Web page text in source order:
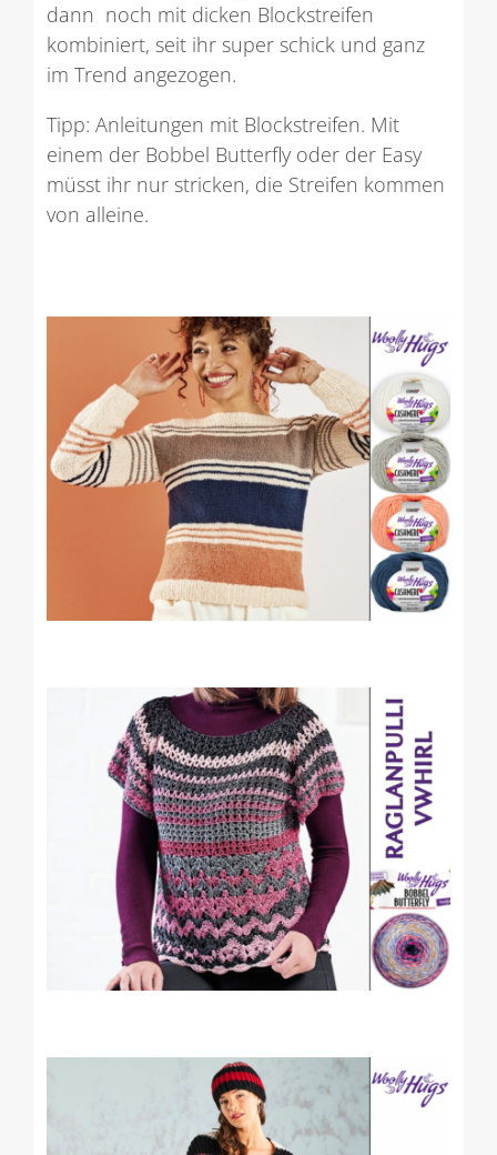
dann noch mit dicken Blockstreifen
kombiniert, seit ihr super schick und ganz
im Trend angezogen.
Tipp: Anleitungen mit Blockstreifen. Mit
einem der Bobbel Butterfly oder der Easy
müsst ihr nur stricken, die Streifen kommen
von alleine.